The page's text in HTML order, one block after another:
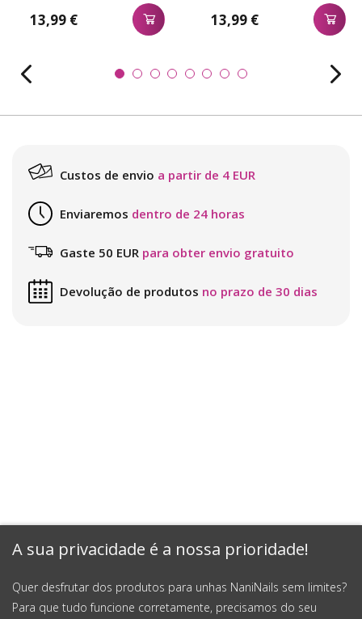
A sua privacidade é a nossa prioridade!
Quer desfrutar dos produtos para unhas NaniNails sem limites?
Para que tudo funcione corretamente, precisamos do seu
13,99 € 13,99 €
Custos de envio a partir de 4 EUR
Enviaremos dentro de 24 horas
Gaste 50 EUR para obter envio gratuito
Devolução de produtos no prazo de 30 dias